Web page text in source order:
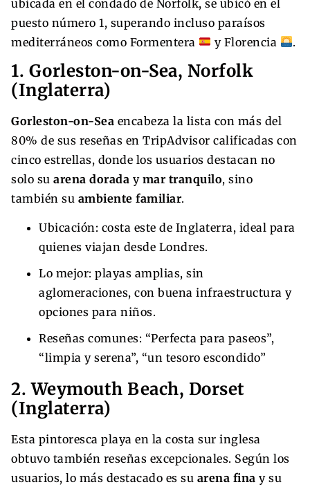
ubicada en el condado de Norfolk, se ubicó en el
puesto número 1, superando incluso paraísos
mediterráneos como Formentera
y Florencia .
1. Gorleston-on-Sea, Norfolk
(Inglaterra)
Gorleston-on-Sea encabeza la lista con más del
80% de sus reseñas en TripAdvisor calificadas con
cinco estrellas, donde los usuarios destacan no
solo su arena dorada y mar tranquilo, sino
también su ambiente familiar.
Ubicación: costa este de Inglaterra, ideal para
quienes viajan desde Londres.
Lo mejor: playas amplias, sin
aglomeraciones, con buena infraestructura y
opciones para niños.
Reseñas comunes: “Perfecta para paseos”,
“limpia y serena”, “un tesoro escondido”
2. Weymouth Beach, Dorset
(Inglaterra)
Esta pintoresca playa en la costa sur inglesa
obtuvo también reseñas excepcionales. Según los
usuarios, lo más destacado es su arena fina y su